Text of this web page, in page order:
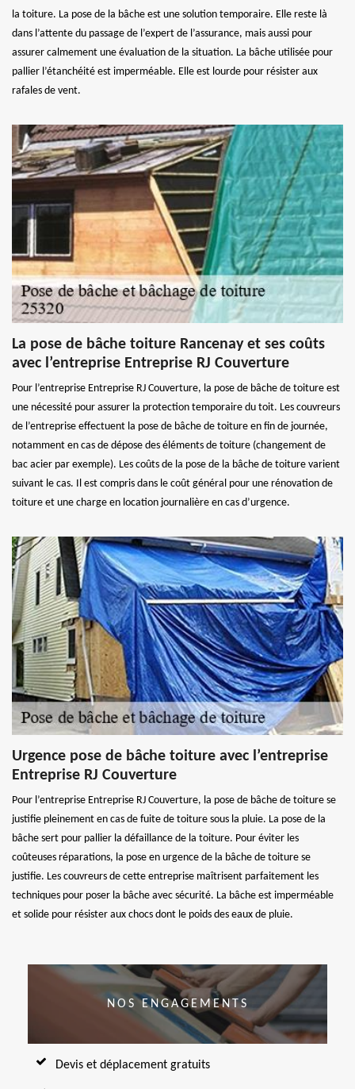
la toiture. La pose de la bâche est une solution temporaire. Elle reste là
dans l’attente du passage de l’expert de l’assurance, mais aussi pour
assurer calmement une évaluation de la situation. La bâche utilisée pour
pallier l’étanchéité est imperméable. Elle est lourde pour résister aux
rafales de vent.
La pose de bâche toiture Rancenay et ses coûts
avec l’entreprise Entreprise RJ Couverture
Pour l’entreprise Entreprise RJ Couverture, la pose de bâche de toiture est
une nécessité pour assurer la protection temporaire du toit. Les couvreurs
de l’entreprise effectuent la pose de bâche de toiture en fin de journée,
notamment en cas de dépose des éléments de toiture (changement de
bac acier par exemple). Les coûts de la pose de la bâche de toiture varient
suivant le cas. Il est compris dans le coût général pour une rénovation de
toiture et une charge en location journalière en cas d’urgence.
Urgence pose de bâche toiture avec l’entreprise
Entreprise RJ Couverture
Pour l’entreprise Entreprise RJ Couverture, la pose de bâche de toiture se
justifie pleinement en cas de fuite de toiture sous la pluie. La pose de la
bâche sert pour pallier la défaillance de la toiture. Pour éviter les
coûteuses réparations, la pose en urgence de la bâche de toiture se
justifie. Les couvreurs de cette entreprise maîtrisent parfaitement les
techniques pour poser la bâche avec sécurité. La bâche est imperméable
et solide pour résister aux chocs dont le poids des eaux de pluie.
NOS ENGAGEMENTS
Devis et déplacement gratuits